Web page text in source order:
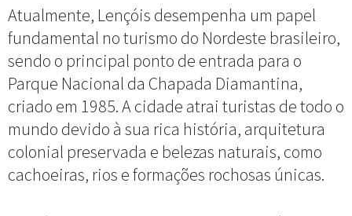
Atualmente, Lençóis desempenha um papel
fundamental no turismo do Nordeste brasileiro,
sendo o principal ponto de entrada para o
Parque Nacional da Chapada Diamantina,
criado em 1985. A cidade atrai turistas de todo o
mundo devido à sua rica história, arquitetura
colonial preservada e belezas naturais, como
cachoeiras, rios e formações rochosas únicas.